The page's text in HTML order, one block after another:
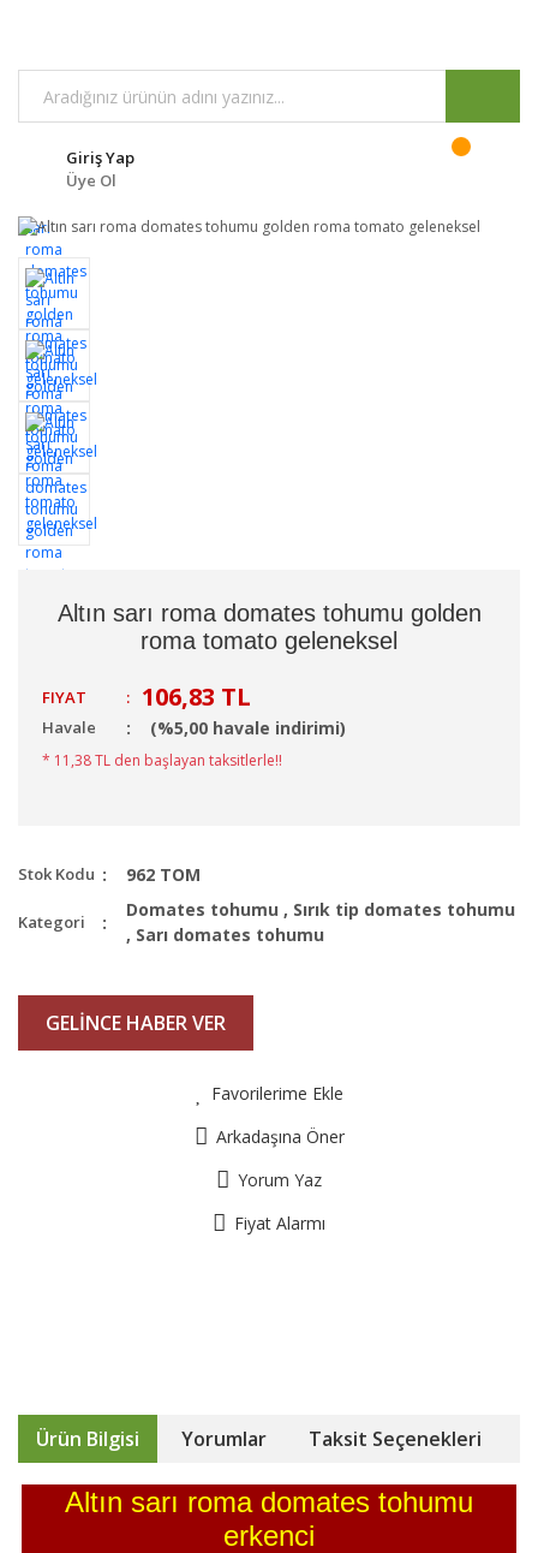
Giriş Yap
Üye Ol
Altın sarı roma domates tohumu golden
roma tomato geleneksel
FIYAT : 106,83 TL
Havale (%5,00 havale indirimi)
* 11,38 TL den başlayan taksitlerle!!
Stok Kodu 962 TOM
Kategori
Domates tohumu , Sırık tip domates tohumu
, Sarı domates tohumu
GELİNCE HABER VER
Favorilerime Ekle
Arkadaşına Öner
Yorum Yaz
Fiyat Alarmı
Ürün Bilgisi Yorumlar Taksit Seçenekleri
Altın sarı roma domates tohumu
erkenci